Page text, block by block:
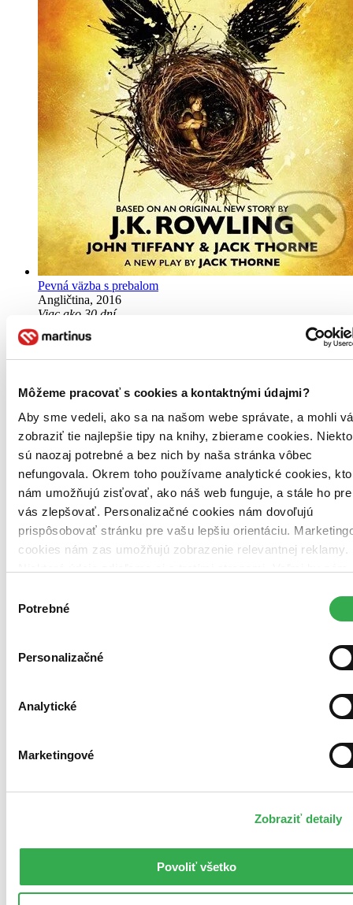
Môžeme pracovať s cookies a kontaktnými údajmi?
Aby sme vedeli, ako sa na našom webe správate, a mohli
zobraziť tie najlepšie tipy na knihy, zbierame cookies.
sú naozaj potrebné a bez nich by naša stránka vôbec
nefungovala. Okrem toho používame analytické cookies,
nám umožňujú zisťovať, ako náš web funguje, a stále ho pre
vás zlepšovať. Personalizačné cookies nám dovoľujú
prispôsobovať stránku pre vašu lepšiu orientáciu.
cookies nám zas umožňujú zobrazenie relevantnej reklamy.
Ďakujeme!
súhlasu
Potrebné
Personalizačné
Analytické
Marketingové
Zobraziť detaily
Povoliť všetko
Pevná väzba s prebalom
Angličtina, 2016
Viac ako 30 dní
Tento produkt je na objednávku a jeho dodanie môže trvať aj
viac ako 30 dní. Urobíme však všetko pre to, aby sme vašu
objednávku odoslali čo najskôr a o jej ceste vás budeme včas
26,60 €
Vložiť do košíka